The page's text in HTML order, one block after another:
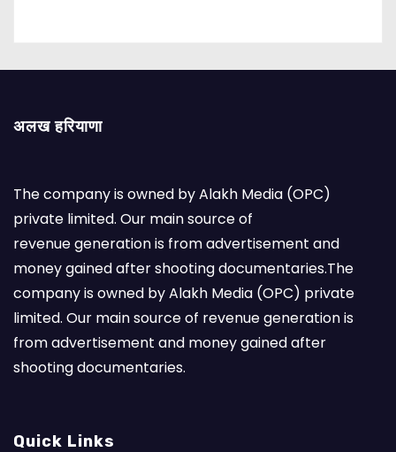
अलख हरियाणा
The company is owned by Alakh Media (OPC)
private limited. Our main source of
revenue generation is from advertisement and
money gained after shooting documentaries.The
company is owned by Alakh Media (OPC) private
limited. Our main source of revenue generation is
from advertisement and money gained after
shooting documentaries.
Quick Links